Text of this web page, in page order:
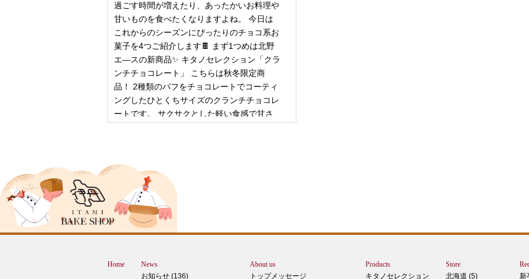
過ごす時間が増えたり、あったかいお料理や
甘いものを食べたくなりますよね。 今日は
これからのシーズンにぴったりのチョコ系お
菓子を4つご紹介します🍫 まず1つめは北野
エ―スの新商品✨ キタノセレクション「クラ
ンチチョコレート」 こちらは秋冬限定商
品！ 2種類のパフをチョコレートでコーティ
ングしたひとくちサイズのクランチチョコレ
ートです。 サクサクとした軽い食感で甘さ
ピザ立ちぬ
ブログをご覧の皆様、こんにちは！北野エー
スMOMOテラス店の大西です。 いきなりで
すが、これは何だと思いますか？ ヒントは
12月に活躍するあの食べ物です！ はんぺ
す。 それでは正解発表です。リバースカー
Home
News
お知らせ (136)
About us
トップメッセージ
Products
キタノセレクション
Store
北海道 (5)
新